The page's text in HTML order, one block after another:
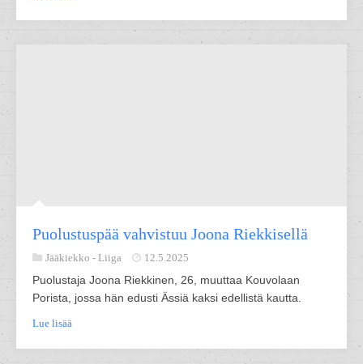
Puolustuspää vahvistuu Joona Riekkisellä
Jääkiekko - Liiga 12.5.2025
Puolustaja Joona Riekkinen, 26, muuttaa Kouvolaan
Porista, jossa hän edusti Ässiä kaksi edellistä kautta.
Lue lisää